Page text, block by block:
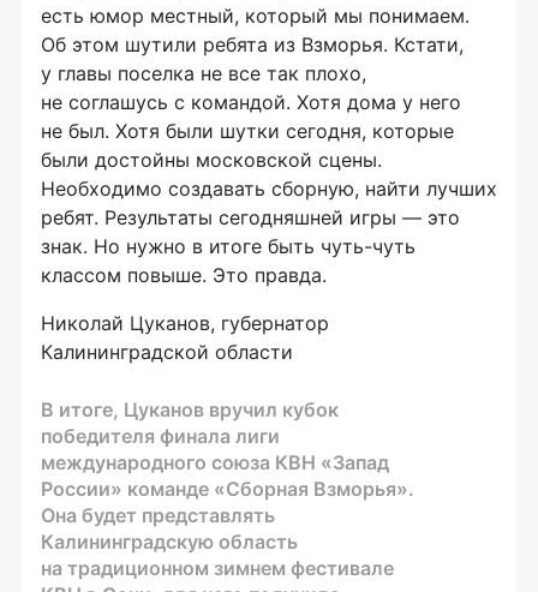
есть юмор местный, который мы понимаем.
Об этом шутили ребята из Взморья. Кстати,
у главы поселка не все так плохо,
не соглашусь с командой. Хотя дома у него
не был. Хотя были шутки сегодня, которые
были достойны московской сцены.
Необходимо создавать сборную, найти лучших
ребят. Результаты сегодняшней игры — это
знак. Но нужно в итоге быть чуть-чуть
классом повыше. Это правда.
Николай Цуканов, губернатор
Калининградской области
В итоге, Цуканов вручил кубок
победителя финала лиги
международного союза КВН «Запад
России» команде «Сборная Взморья».
Она будет представлять
Калининградскую область
на традиционном зимнем фестивале